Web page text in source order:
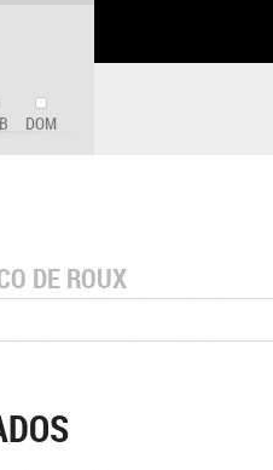
DOM
DE ROUX